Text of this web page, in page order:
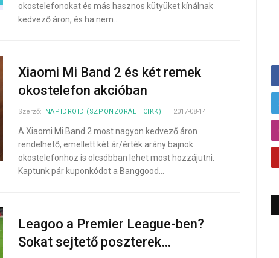
okostelefonokat és más hasznos kütyüket kínálnak
kedvező áron, és ha nem…
Xiaomi Mi Band 2 és két remek
okostelefon akcióban
Szerző: NAPIDROID (SZPONZORÁLT CIKK) 2017-08-14
A Xiaomi Mi Band 2 most nagyon kedvező áron
rendelhető, emellett két ár/érték arány bajnok
okostelefonhoz is olcsóbban lehet most hozzájutni.
Kaptunk pár kuponkódot a Banggood…
Leagoo a Premier League-ben?
Sokat sejtető poszterek…